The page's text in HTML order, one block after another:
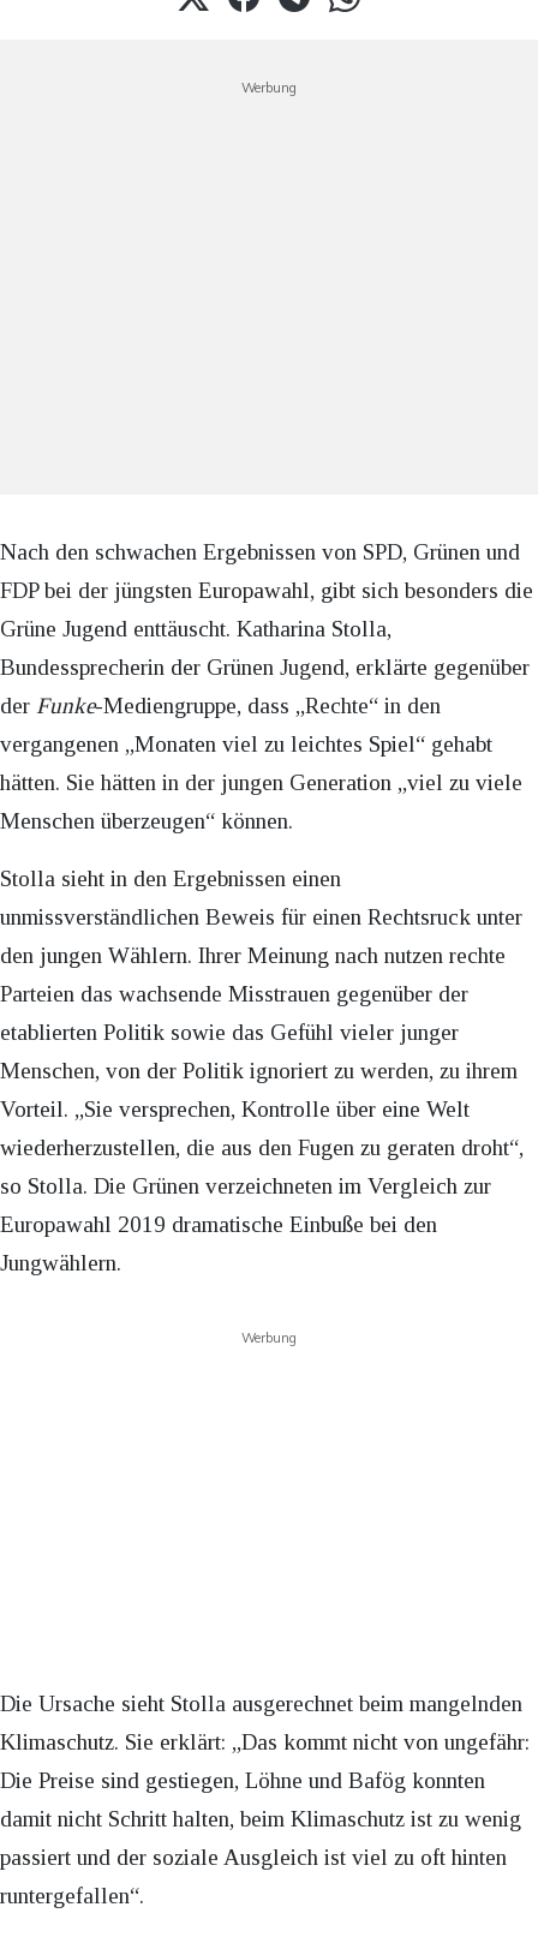
Werbung
Nach den schwachen Ergebnissen von SPD, Grünen und
FDP bei der jüngsten Europawahl, gibt sich besonders die
Grüne Jugend enttäuscht. Katharina Stolla,
Bundessprecherin der Grünen Jugend, erklärte gegenüber
der Funke-Mediengruppe, dass „Rechte“ in den
vergangenen „Monaten viel zu leichtes Spiel“ gehabt
hätten. Sie hätten in der jungen Generation „viel zu viele
Menschen überzeugen“ können.
Stolla sieht in den Ergebnissen einen
unmissverständlichen Beweis für einen Rechtsruck unter
den jungen Wählern. Ihrer Meinung nach nutzen rechte
Parteien das wachsende Misstrauen gegenüber der
etablierten Politik sowie das Gefühl vieler junger
Menschen, von der Politik ignoriert zu werden, zu ihrem
Vorteil. „Sie versprechen, Kontrolle über eine Welt
wiederherzustellen, die aus den Fugen zu geraten droht“,
so Stolla. Die Grünen verzeichneten im Vergleich zur
Europawahl 2019 dramatische Einbuße bei den
Jungwählern.
Werbung
Die Ursache sieht Stolla ausgerechnet beim mangelnden
Klimaschutz. Sie erklärt: „Das kommt nicht von ungefähr:
Die Preise sind gestiegen, Löhne und Bafög konnten
damit nicht Schritt halten, beim Klimaschutz ist zu wenig
passiert und der soziale Ausgleich ist viel zu oft hinten
runtergefallen“.